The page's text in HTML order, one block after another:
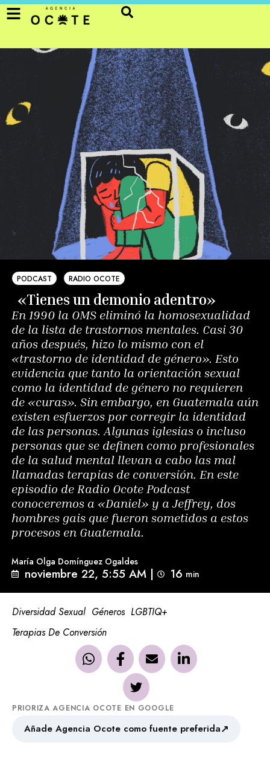
PODCAST RADIO OCOTE
«Tienes un demonio adentro»
En 1990 la OMS eliminó la homosexualidad
de la lista de trastornos mentales. Casi 30
años después, hizo lo mismo con el
«trastorno de identidad de género». Esto
evidencia que tanto la orientación sexual
como la identidad de género no requieren
de «curas». Sin embargo, en Guatemala aún
existen esfuerzos por corregir la identidad
de las personas. Algunas iglesias o incluso
personas que se definen como profesionales
de la salud mental llevan a cabo las mal
llamadas terapias de conversión. En este
episodio de Radio Ocote Podcast
conoceremos a «Daniel» y a Jeffrey, dos
hombres gais que fueron sometidos a estos
procesos en Guatemala.
María Olga Domínguez Ogaldes
noviembre 22, 5:55 AM | 16 min
Diversidad Sexual Géneros LGBTIQ+
Terapias De Conversión
PRIORIZA AGENCIA OCOTE EN GOOGLE
Añade Agencia Ocote como fuente preferida↗